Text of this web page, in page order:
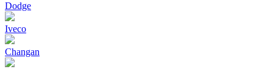
Dodge
Iveco
Changan